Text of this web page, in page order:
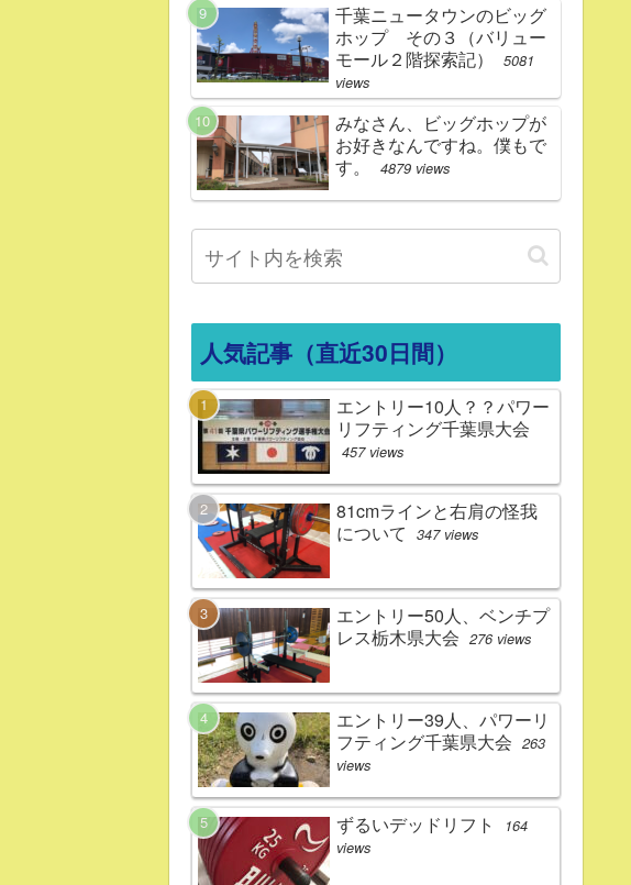
千葉ニュータウンのビッグ
ホップ その３（バリュー
モール２階探索記）
5081
views
みなさん、ビッグホップが
お好きなんですね。僕もで
す。
4879 views
人気記事（直近30日間）
エントリー10人？？パワー
リフティング千葉県大会
457 views
81cmラインと右肩の怪我
について
347 views
エントリー50人、ベンチプ
レス栃木県大会 276 views
エントリー39人、パワーリ
フティング千葉県大会 263
views
ずるいデッドリフト
164
views